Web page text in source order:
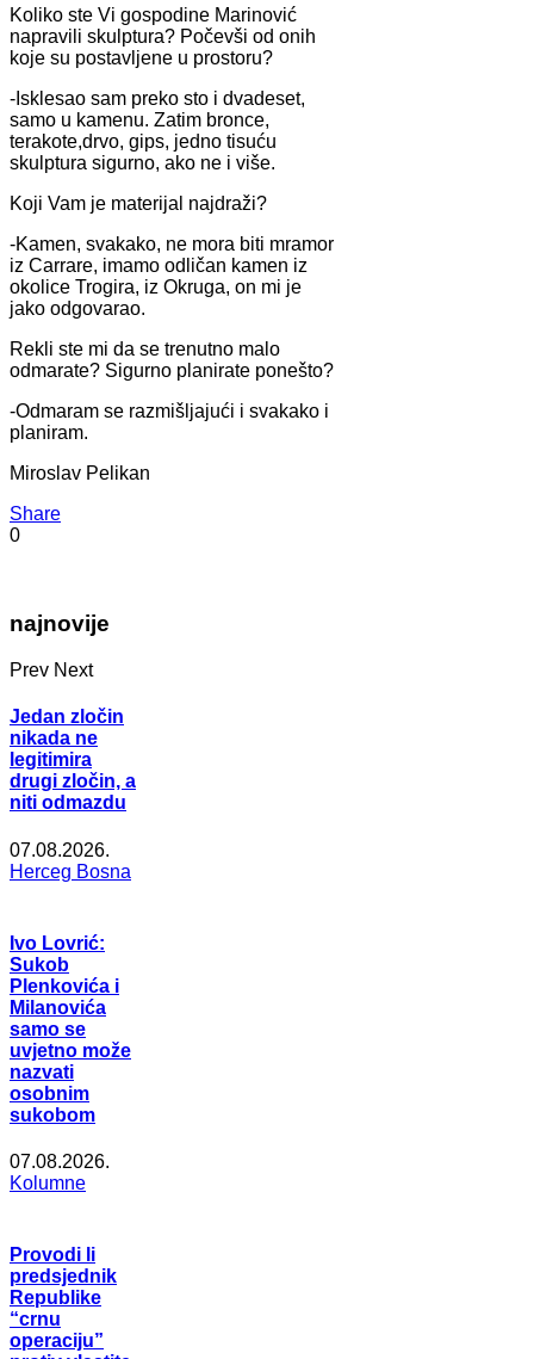
Koliko ste Vi gospodine Marinović
napravili skulptura? Počevši od onih
koje su postavljene u prostoru?
-Isklesao sam preko sto i dvadeset,
samo u kamenu. Zatim bronce,
terakote,drvo, gips, jedno tisuću
skulptura sigurno, ako ne i više.
Koji Vam je materijal najdraži?
-Kamen, svakako, ne mora biti mramor
iz Carrare, imamo odličan kamen iz
okolice Trogira, iz Okruga, on mi je
jako odgovarao.
Rekli ste mi da se trenutno malo
odmarate? Sigurno planirate ponešto?
-Odmaram se razmišljajući i svakako i
planiram.
Miroslav Pelikan
Share
0
najnovije
Prev Next
Jedan zločin
nikada ne
legitimira
drugi zločin, a
niti odmazdu
07.08.2026.
Herceg Bosna
Ivo Lovrić:
Sukob
Plenkovića i
Milanovića
samo se
uvjetno može
nazvati
osobnim
sukobom
07.08.2026.
Kolumne
Provodi li
predsjednik
Republike
“crnu
operaciju”